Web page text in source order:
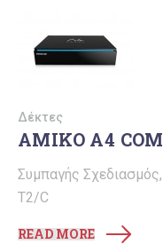
Δέκτες
ΑΜΙΚΟ Α4
Συμπαγής
T2/C
READ MORE